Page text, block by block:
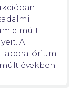
elmúlt
A
években